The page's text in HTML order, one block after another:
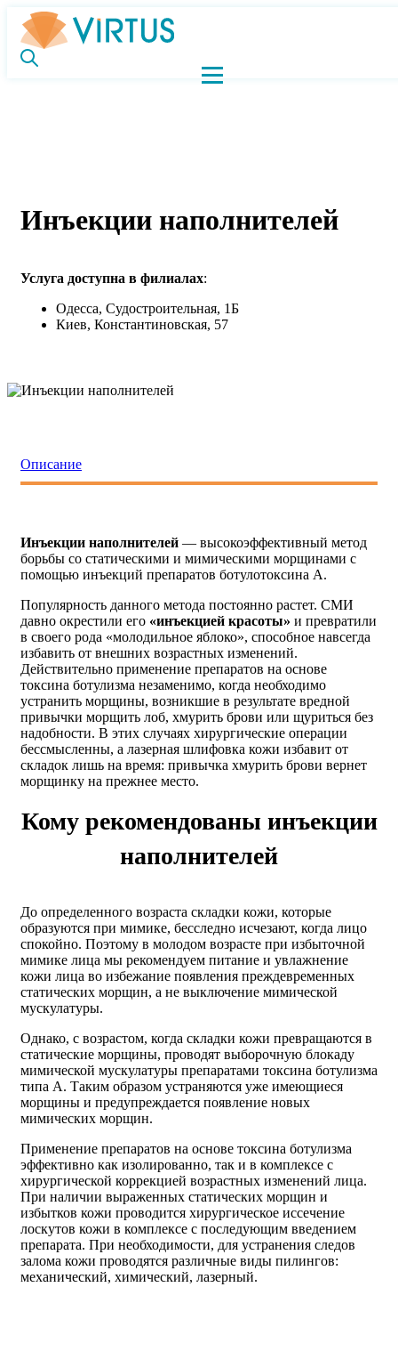
Инъекции наполнителей
Услуга доступна в филиалах:
Одесса, Судостроительная, 1Б
Киев, Константиновская, 57
Описание
Инъекции наполнителей — высокоэффективный метод
борьбы со статическими и мимическими морщинами с
помощью инъекций препаратов ботулотоксина А.
Популярность данного метода постоянно растет. СМИ
давно окрестили его «инъекцией красоты» и превратили
в своего рода «молодильное яблоко», способное навсегда
избавить от внешних возрастных изменений.
Действительно применение препаратов на основе
токсина ботулизма незаменимо, когда необходимо
устранить морщины, возникшие в результате вредной
привычки морщить лоб, хмурить брови или щуриться без
надобности. В этих случаях хирургические операции
бессмысленны, а лазерная шлифовка кожи избавит от
складок лишь на время: привычка хмурить брови вернет
морщинку на прежнее место.
Кому рекомендованы инъекции
наполнителей
До определенного возраста складки кожи, которые
образуются при мимике, бесследно исчезают, когда лицо
спокойно. Поэтому в молодом возрасте при избыточной
мимике лица мы рекомендуем питание и увлажнение
кожи лица во избежание появления преждевременных
статических морщин, а не выключение мимической
мускулатуры.
Однако, с возрастом, когда складки кожи превращаются в
статические морщины, проводят выборочную блокаду
мимической мускулатуры препаратами токсина ботулизма
типа А. Таким образом устраняются уже имеющиеся
морщины и предупреждается появление новых
мимических морщин.
Применение препаратов на основе токсина ботулизма
эффективно как изолированно, так и в комплексе с
хирургической коррекцией возрастных изменений лица.
При наличии выраженных статических морщин и
избытков кожи проводится хирургическое иссечение
лоскутов кожи в комплексе с последующим введением
препарата. При необходимости, для устранения следов
залома кожи проводятся различные виды пилингов:
механический, химический, лазерный.